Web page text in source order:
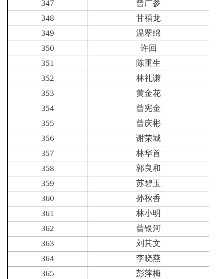
347
曾广参
348
甘福龙
349
温翠绵
350
许回
351
陈重生
352
林礼谦
353
黄金花
354
曾宪金
355
曾庆彬
356
谢荣城
357
林华首
358
郭良和
359
苏碧玉
360
孙秋香
361
林小明
362
曾银河
363
刘其文
364
李晓燕
365
彭萍梅